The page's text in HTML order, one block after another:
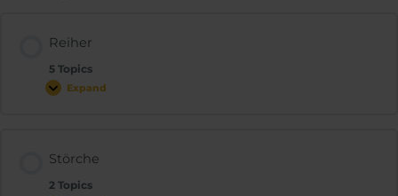
Reiher
5 Topics
Expand
Störche
2 Topics